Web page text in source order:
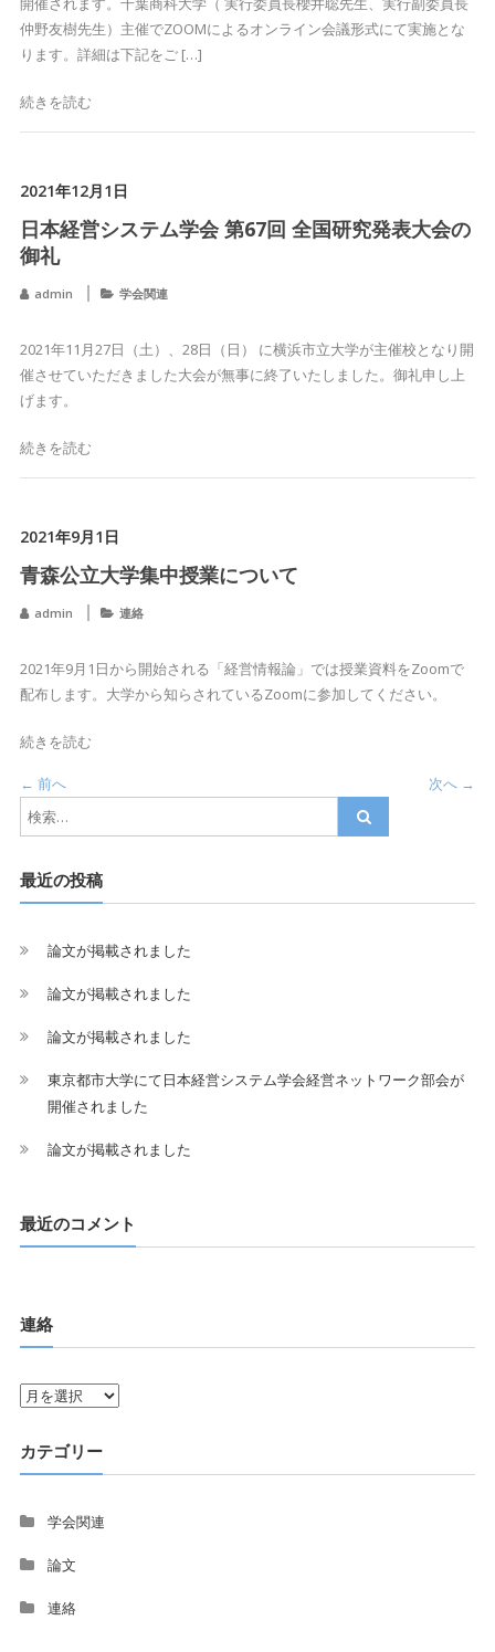
仲野友樹先生）主催でZOOMによるオンライン会議形式にて実施とな
ります。詳細は下記をご […]
続きを読む
2021年12月1日
日本経営システム学会 第67回 全国研究発表大会の
御礼
admin 学会関連
2021年11月27日（土）、28日（日） に横浜市立大学が主催校となり開
催させていただきました大会が無事に終了いたしました。御礼申し上
げます。
続きを読む
2021年9月1日
青森公立大学集中授業について
admin 連絡
2021年9月1日から開始される「経営情報論」では授業資料をZoomで
配布します。大学から知らされているZoomに参加してください。
続きを読む
← 前へ 次へ →
最近の投稿
論文が掲載されました
論文が掲載されました
論文が掲載されました
東京都市大学にて日本経営システム学会経営ネットワーク部会が
開催されました
論文が掲載されました
最近のコメント
連絡
連
カテゴリー
学会関連
論文
連絡